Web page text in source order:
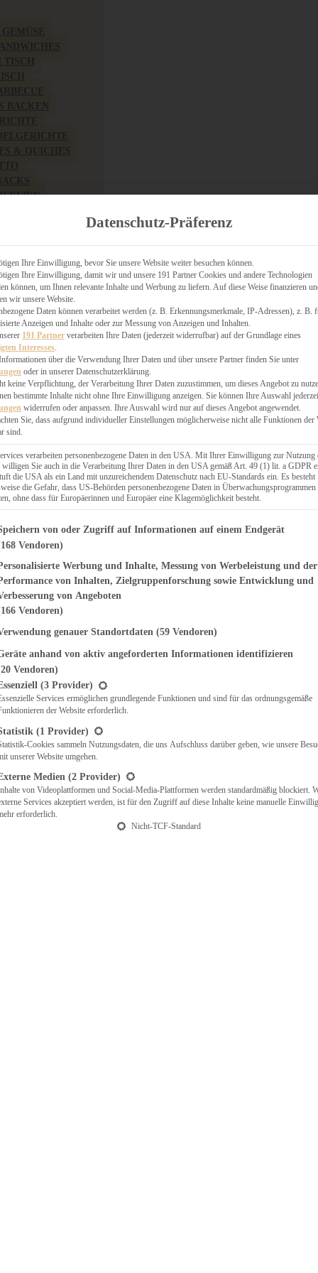
CHUTNEYS
Suche
Datenschutz-Präferenz
Ihre Einwilligung, bevor Sie unsere Website weiter besuchen können.
Ihre Einwilligung, damit wir und unsere 191 Partner Cookies und andere Technologien
können, um Ihnen relevante Inhalte und Werbung zu liefern. Auf diese Weise finanzieren
wir unsere Website.
Daten können verarbeitet werden (z. B. Erkennungsmerkmale, IP-Adressen), z. B.
Anzeigen und Inhalte oder zur Messung von Anzeigen und Inhalten.
191 Partner verarbeiten Ihre Daten (jederzeit widerrufbar) auf der Grundlage eines
Interesses
über die Verwendung Ihrer Daten und über unsere Partner finden Sie unter
oder in unserer Datenschutzerklärung.
keine Verpflichtung, der Verarbeitung Ihrer Daten zuzustimmen, um dieses Angebot zu
bestimmte Inhalte nicht ohne Ihre Einwilligung anzeigen. Sie können Ihre Auswahl
widerrufen oder anpassen. Ihre Auswahl wird nur auf dieses Angebot angewendet.
Sie, dass aufgrund individueller Einstellungen möglicherweise nicht alle Funktionen der
sind.
verarbeiten personenbezogene Daten in den USA. Mit Ihrer Einwilligung zur Nutzung
willigen Sie auch in die Verarbeitung Ihrer Daten in den USA gemäß Art. 49 (1) lit. a GDPR
die USA als ein Land mit unzureichendem Datenschutz nach EU-Standards ein. Es besteht
die Gefahr, dass US-Behörden personenbezogene Daten in Überwachungsprogrammen
ohne dass für Europäerinnen und Europäer eine Klagemöglichkeit besteht.
finden Sie eine Liste der Zwecke des IAB Transparency and
von oder Zugriff auf Informationen auf einem Endgerät
Vendoren)
Werbung und Inhalte, Messung von Werbeleistung und der
von Inhalten, Zielgruppenforschung sowie Entwicklung und
von Angeboten
Vendoren)
genauer Standortdaten (59 Vendoren)
anhand von aktiv angeforderten Informationen identifizieren
Vendoren)
eine Liste der Service-Gruppen, für die eine Einwilligung erteilt werden
(3 Provider)
Services ermöglichen grundlegende Funktionen und sind für das ordnungsgemäße
der Website erforderlich.
(1 Provider)
Cookies sammeln Nutzungsdaten, die uns Aufschluss darüber geben, wie unsere
unserer Website umgehen.
Medien (2 Provider)
von Videoplattformen und Social-Media-Plattformen werden standardmäßig blockiert.
Services akzeptiert werden, ist für den Zugriff auf diese Inhalte keine manuelle
erforderlich.
Nicht-TCF-Standard